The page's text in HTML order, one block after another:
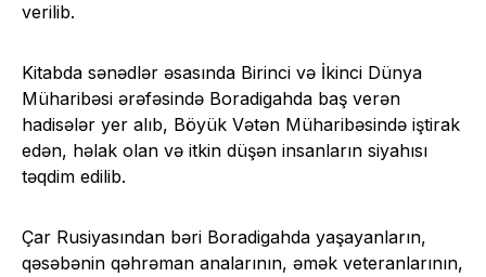
verilib.
Kitabda sənədlər əsasında Birinci və İkinci Dünya
Müharibəsi ərəfəsində Boradigahda baş verən
hadisələr yer alıb, Böyük Vətən Müharibəsində iştirak
edən, həlak olan və itkin düşən insanların siyahısı
təqdim edilib.
Çar Rusiyasından bəri Boradigahda yaşayanların,
qəsəbənin qəhrəman analarının, əmək veteranlarının,